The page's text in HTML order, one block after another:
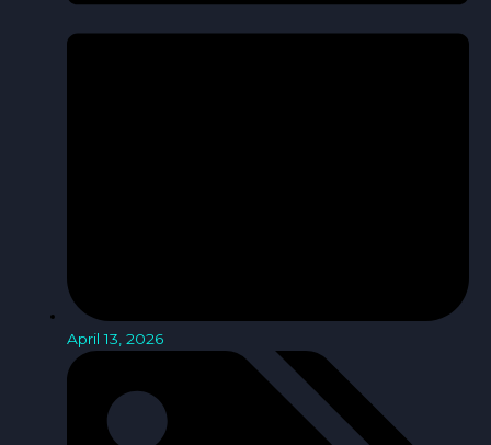
April 13, 2026